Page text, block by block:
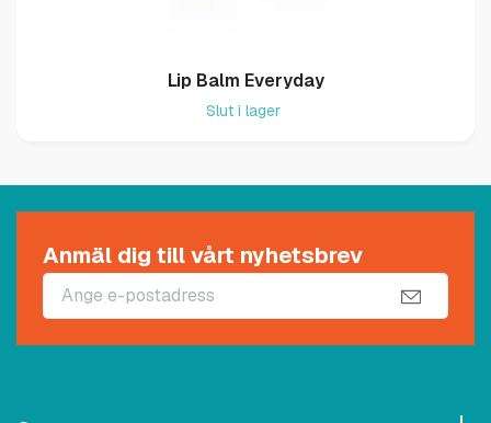
Lip Balm Everyday
Slut i lager
Anmäl dig till vårt nyhetsbrev